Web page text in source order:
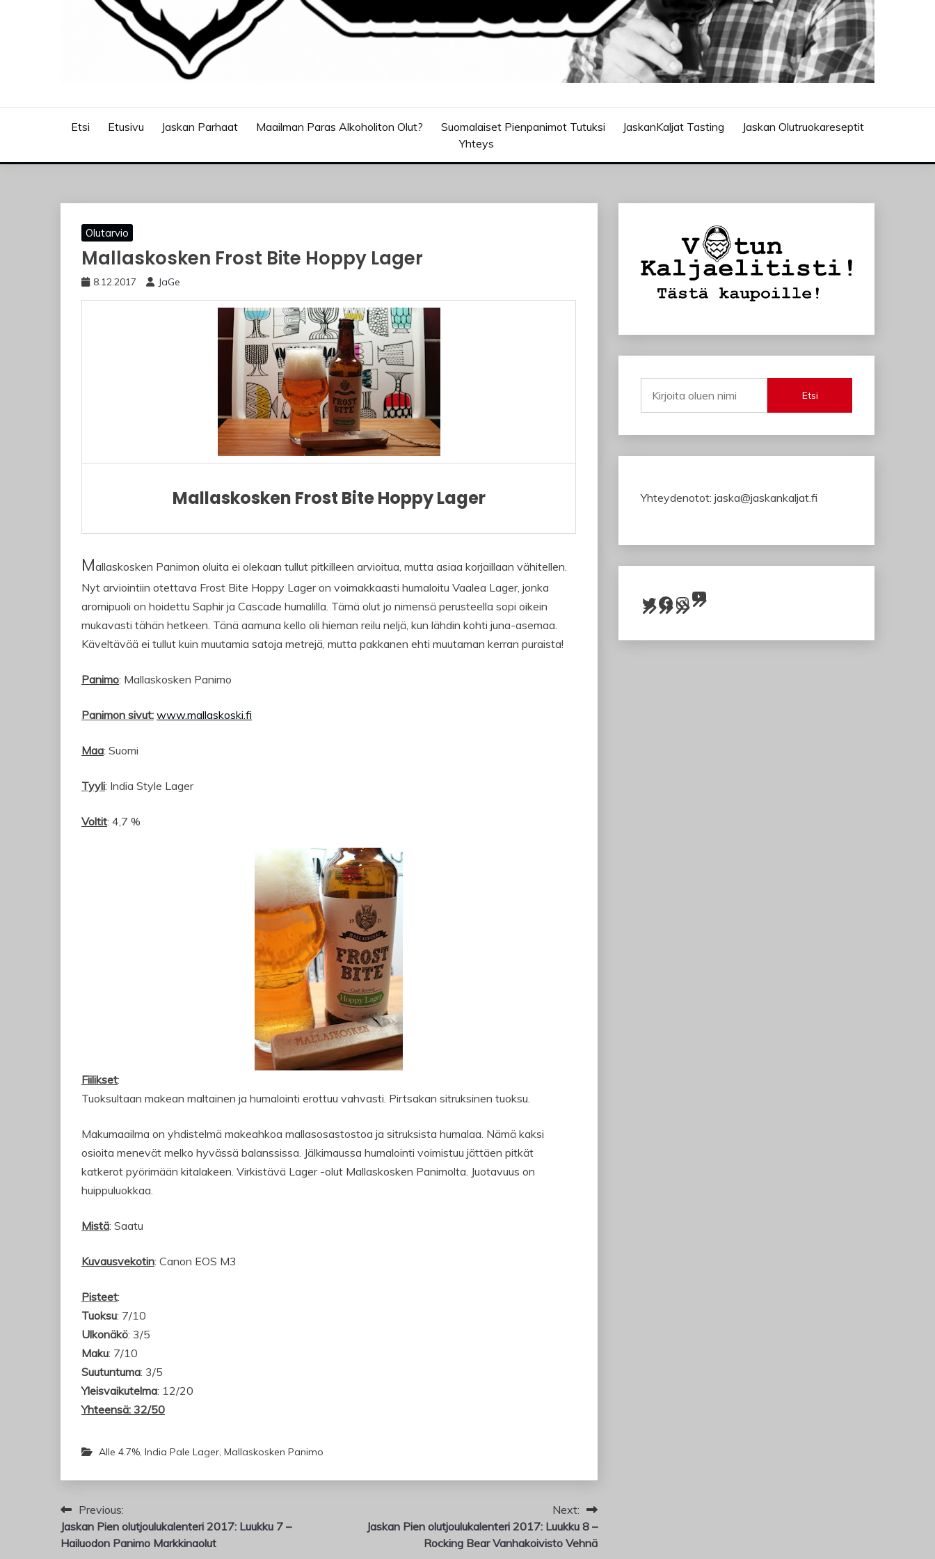
Etsi Etusivu Jaskan Parhaat Maailman Paras Alkoholiton Olut? Suomalaiset Pienpanimot Tutuksi JaskanKaljat Tasting
Jaskan Olutruokareseptit
Yhteys
Olutarvio
Mallaskosken Frost Bite Hoppy Lager
8.12.2017 JaGe
Mallaskosken Frost Bite Hoppy Lager
Mallaskosken Panimon oluita ei olekaan tullut pitkilleen arvioitua, mutta asiaa korjaillaan vähitellen.
Nyt arviointiin otettava Frost Bite Hoppy Lager on voimakkaasti humaloitu Vaalea Lager, jonka
aromipuoli on hoidettu Saphir ja Cascade humalilla. Tämä olut jo nimensä perusteella sopi oikein
mukavasti tähän hetkeen. Tänä aamuna kello oli hieman reilu neljä, kun lähdin kohti juna-asemaa.
Käveltävää ei tullut kuin muutamia satoja metrejä, mutta pakkanen ehti muutaman kerran puraista!
Panimo: Mallaskosken Panimo
Panimon sivut: www.mallaskoski.fi
Maa: Suomi
Tyyli: India Style Lager
Voltit: 4,7 %
Fiilikset:
Tuoksultaan makean maltainen ja humalointi erottuu vahvasti. Pirtsakan sitruksinen tuoksu.
Makumaailma on yhdistelmä makeahkoa mallasosastostoa ja sitruksista humalaa. Nämä kaksi
osioita menevät melko hyvässä balanssissa. Jälkimaussa humalointi voimistuu jättäen pitkät
katkerot pyörimään kitalakeen. Virkistävä Lager -olut Mallaskosken Panimolta. Juotavuus on
huippuluokkaa.
Mistä: Saatu
Kuvausvekotin: Canon EOS M3
Pisteet:
Tuoksu: 7/10
Ulkonäkö: 3/5
Maku: 7/10
Suutuntuma: 3/5
Yleisvaikutelma: 12/20
Yhteensä: 32/50
Alle 4.7%, India Pale Lager, Mallaskosken Panimo
Artikkelien
selaus
Previous:
Jaskan Pien olutjoulukalenteri 2017: Luukku 7 –
Hailuodon Panimo Markkinaolut
Next:
Jaskan Pien olutjoulukalenteri 2017: Luukku 8 –
Rocking Bear Vanhakoivisto Vehnä
Etsi
Yhteydenotot: jaska@jaskankaljat.fi
Twitter Facebook InstagramYouTube